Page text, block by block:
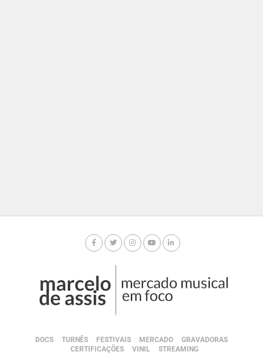
DOCS TURNÊS FESTIVAIS MERCADO
GRAVADORAS
CERTIFICAÇÕES
VINIL STREAMING